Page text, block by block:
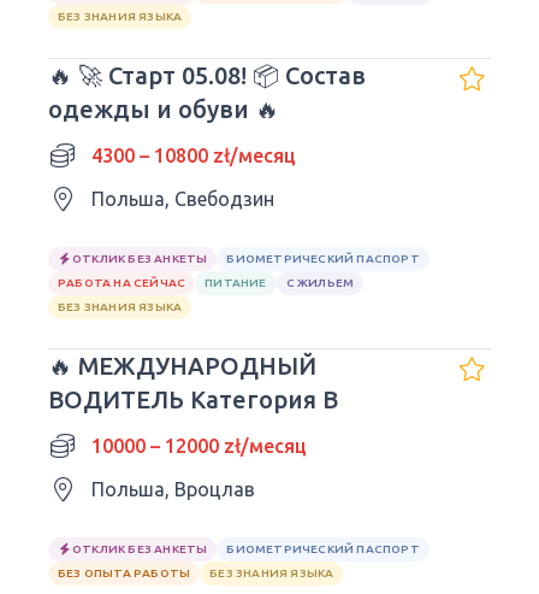
БЕЗ ЗНАНИЯ ЯЗЫКА
🔥 🚀 Старт 05.08! 📦 Состав
одежды и обуви 🔥
4300 – 10800 zł/месяц
Польша, Свебодзин
ОТКЛИК БЕЗ АНКЕТЫ
БИОМЕТРИЧЕСКИЙ ПАСПОРТ
РАБОТА НА СЕЙЧАС
ПИТАНИЕ
С ЖИЛЬЕМ
БЕЗ ЗНАНИЯ ЯЗЫКА
🔥 МЕЖДУНАРОДНЫЙ
ВОДИТЕЛЬ Категория B
10000 – 12000 zł/месяц
Польша, Вроцлав
ОТКЛИК БЕЗ АНКЕТЫ
БИОМЕТРИЧЕСКИЙ ПАСПОРТ
БЕЗ ОПЫТА РАБОТЫ
БЕЗ ЗНАНИЯ ЯЗЫКА